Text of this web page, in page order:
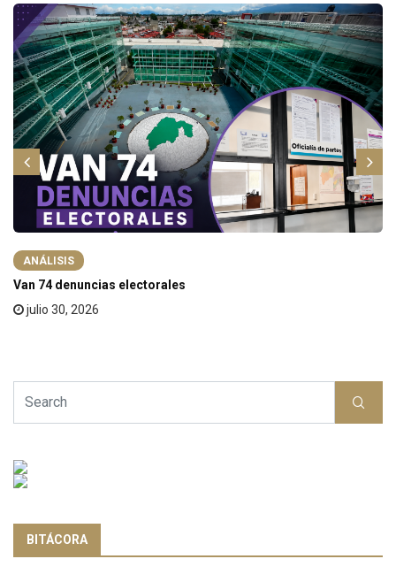
ANÁLISIS
Van 74 denuncias electorales
julio 30, 2026
BITÁCORA